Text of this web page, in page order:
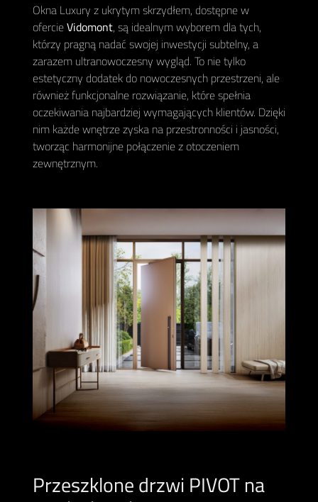
Okna Luxury z ukrytym skrzydłem, dostępne w
ofercieVidomont, są idealnym wyborem dla tych,
którzy pragną nadać swojej inwestycji subtelny, a
zarazem ultranowoczesny wygląd. To nie tylko
estetyczny dodatek do nowoczesnych przestrzeni, ale
również funkcjonalne rozwiązanie, które spełnia
oczekiwania najbardziej wymagających klientów. Dzięki
nim każde wnętrze zyska na przestronności i jasności,
tworząc harmonijne połączenie z otoczeniem
zewnętrznym.
Przeszklone drzwi PIVOT na